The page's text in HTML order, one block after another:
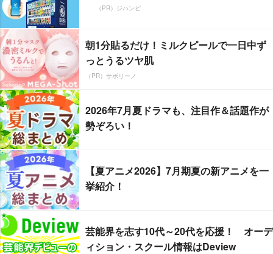
（PR）ジハンピ
朝1分貼るだけ！ミルクピールで一日中ず
っとうるツヤ肌
（PR）サボリーノ
2026年7月夏ドラマも、注目作＆話題作が
勢ぞろい！
【夏アニメ2026】7月期夏の新アニメを一
挙紹介！
芸能界を志す10代～20代を応援！ オーデ
ィション・スクール情報はDeview